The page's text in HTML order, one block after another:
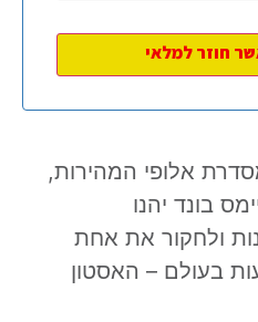
אלופי המהירות,
בונד יהנו
ולחקור את אחת
בעולם – האסטון